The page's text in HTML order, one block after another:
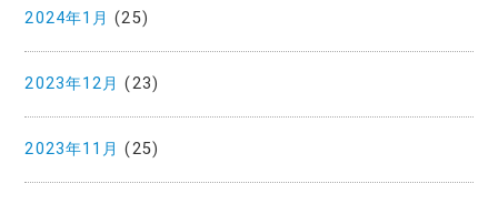
2024年1月 (25)
2023年12月 (23)
2023年11月 (25)